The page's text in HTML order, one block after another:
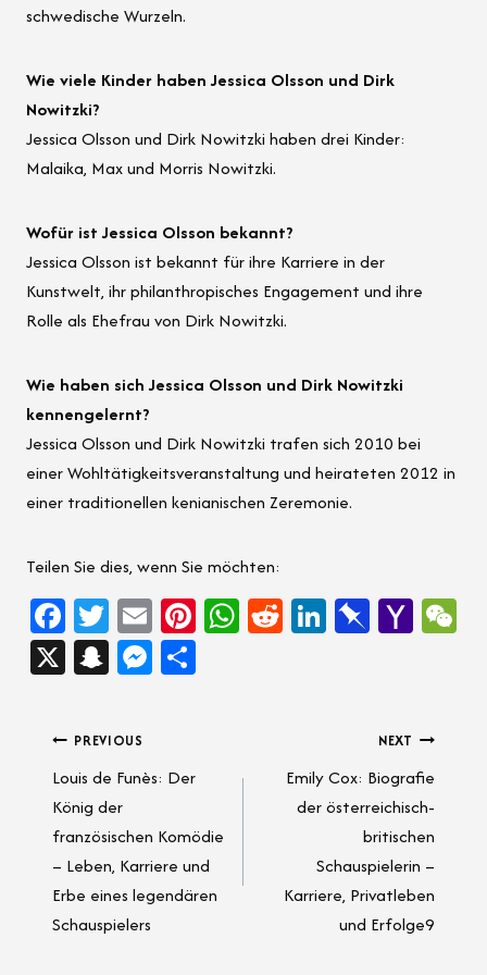
schwedische Wurzeln.
Wie viele Kinder haben Jessica Olsson und Dirk
Nowitzki?
Jessica Olsson und Dirk Nowitzki haben drei Kinder:
Malaika, Max und Morris Nowitzki.
Wofür ist Jessica Olsson bekannt?
Jessica Olsson ist bekannt für ihre Karriere in der
Kunstwelt, ihr philanthropisches Engagement und ihre
Rolle als Ehefrau von Dirk Nowitzki.
Wie haben sich Jessica Olsson und Dirk Nowitzki
kennengelernt?
Jessica Olsson und Dirk Nowitzki trafen sich 2010 bei
einer Wohltätigkeitsveranstaltung und heirateten 2012 in
einer traditionellen kenianischen Zeremonie.
Teilen Sie dies, wenn Sie möchten:
Fa
ce
b
k
T
wi
tt
E
m
ail
Pi W
p
Re Li Pi
ar
d
Ya
ail
X Sn
pc
h
at
M
n
g
er
Post
navigation
PREVIOUS
Louis de Funès: Der
König der
französischen Komödie
– Leben, Karriere und
Erbe eines legendären
Schauspielers
NEXT
Emily Cox: Biografie
der österreichisch-
britischen
Schauspielerin –
Karriere, Privatleben
und Erfolge9